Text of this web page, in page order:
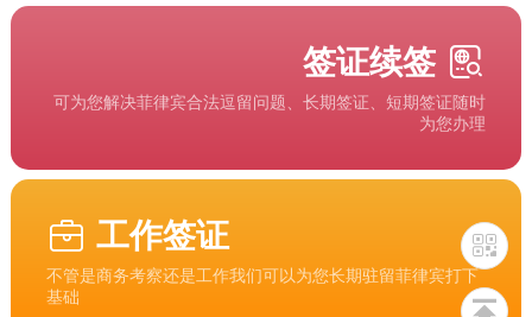
签证续签
可为您解决菲律宾合法逗留问题、长期签证、短期签证随时
为您办理
工作签证
不管是商务考察还是工作我们可以为您长期驻留菲律宾打下
基础